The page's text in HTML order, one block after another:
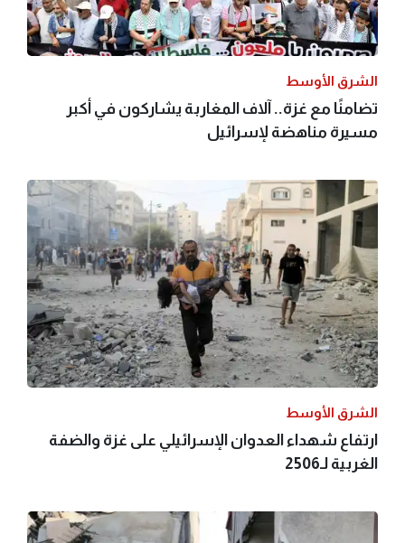
الشرق الأوسط
تضامنًا مع غزة.. آلاف المغاربة يشاركون في أكبر
مسيرة مناهضة لإسرائيل
الشرق الأوسط
ارتفاع شهداء العدوان الإسرائيلي على غزة والضفة
الغربية لـ2506